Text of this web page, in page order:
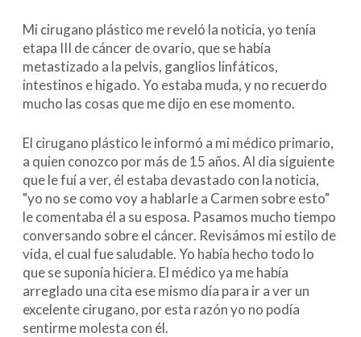
Mi cirugano plástico me reveló la noticia, yo tenía
etapa III de cáncer de ovario, que se había
metastizado a la pelvis, ganglios linfáticos,
intestinos e higado. Yo estaba muda, y no recuerdo
mucho las cosas que me dijo en ese momento.
El cirugano plástico le informó a mi médico primario,
a quien conozco por más de 15 años. Al dia siguiente
que le fuí a ver, él estaba devastado con la noticia,
"yo no se como voy a hablarle a Carmen sobre esto"
le comentaba él a su esposa. Pasamos mucho tiempo
conversando sobre el cáncer. Revisámos mi estilo de
vida, el cual fue saludable. Yo había hecho todo lo
que se suponía hiciera. El médico ya me había
arreglado una cita ese mismo día para ir a ver un
excelente cirugano, por esta razón yo no podía
sentirme molesta con él.